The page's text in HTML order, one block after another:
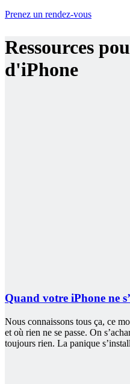
Prenez un rendez-vous
Ressources
d'iPhone
Quand votre iPhone ne
Nous connaissons tous ça, ce
et où rien ne se passe. On
toujours rien. La panique